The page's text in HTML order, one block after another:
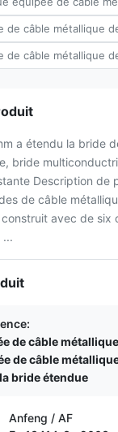
de câble métallique
de câble métallique
a étendu la bride
bride
Description de
de câble
avec de six
...
de câble
de câble
bride étendue
Anfeng / AF